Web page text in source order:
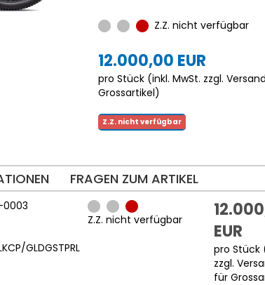
Z.Z. nicht verfügbar
12.000,00 EUR
pro Stück (inkl. MwSt. zzgl.
Grossartikel)
Z.Z. nicht verfügbar
FRAGEN ZUM ARTIKEL
0003
GLDGSTPRL
Z.Z. nicht verfügbar
EUR
pro Stück
zzgl.
für